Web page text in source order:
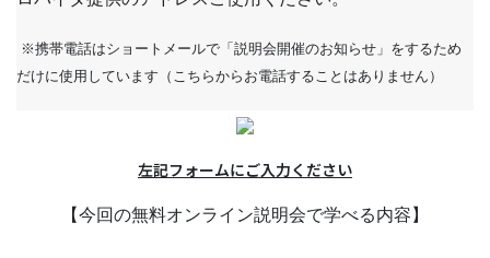
※携帯電話はショートメールで「説明会開催のお知らせ」をするため
だけに使用しています（こちらからお電話することはありません）
左記フォームにご入力ください
【今回の無料オンライン説明会で学べる内容】